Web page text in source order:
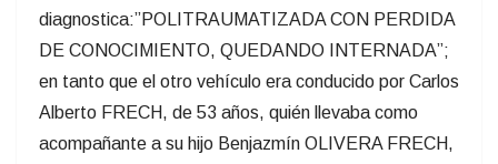
diagnostica:”POLITRAUMATIZADA CON PERDIDA
DE CONOCIMIENTO, QUEDANDO INTERNADA”;
en tanto que el otro vehículo era conducido por Carlos
Alberto FRECH, de 53 años, quién llevaba como
acompañante a su hijo Benjazmín OLIVERA FRECH,